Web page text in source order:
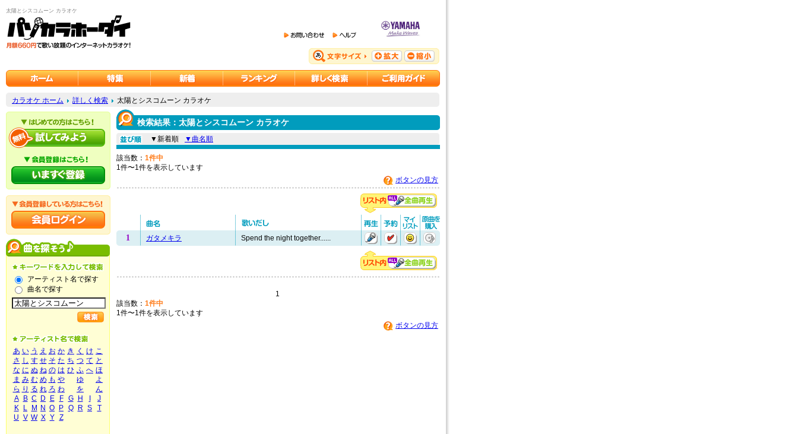
太陽とシスコムーン カラオケ
カラオケ ホーム 詳しく検索 太陽とシスコムーン カラオケ
アーティスト名で探す
曲名で探す
あ い う え お か き く け こ
さ し す せ そ た ち つ て と
な に ぬ ね の は ひ ふ へ ほ
ま み む め も や ゆ
よ
ら り る れ ろ わ を
ん
A
B C D E F G H
J
K
L M N O P Q R S
T
U V W X Y Z
検索結果：太陽とシスコムーン カラオケ
▼新着順 ▼曲名順
該当数： 1件中
1件〜1件を表示しています
ボタンの見方
1 ガタメキラ Spend the night together......
1
該当数： 1件中
1件〜1件を表示しています
ボタンの見方